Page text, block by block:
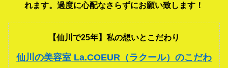
れます。過度に心配なさらずにお願い致します！
【仙川で25年】私の想いとこだわり
仙川の美容室 La.COEUR（ラクール）のこだわ